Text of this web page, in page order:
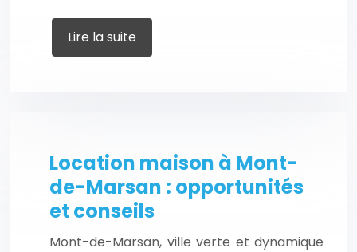
Lire la suite
Location maison à Mont-
de-Marsan : opportunités
et conseils
Mont-de-Marsan, ville verte et dynamique